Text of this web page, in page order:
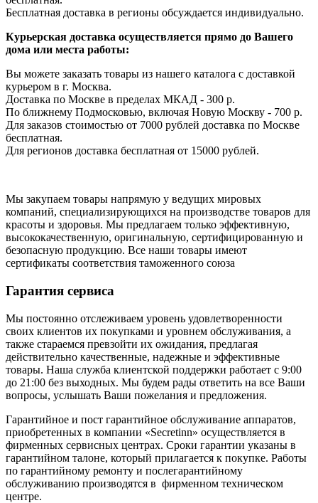
Бесплатная доставка в регионы обсуждается индивидуально.
Курьерская доставка осуществляется прямо до Вашего
дома или места работы:
Вы можете заказать товары из нашего каталога с доставкой
курьером в г. Москва.
Доставка по Москве в пределах МКАД - 300 р.
По ближнему Подмосковью, включая Новую Москву - 700 р.
Для заказов стоимостью от 7000 рублей доставка по Москве
бесплатная.
Для регионов доставка бесплатная от 15000 рублей.
Мы закупаем товары напрямую у ведущих мировых
компаний, специализирующихся на производстве товаров для
красоты и здоровья. Мы предлагаем только эффективную,
высококачественную, оригинальную, сертифицированную и
безопасную продукцию. Все наши товары имеют
сертификаты соответствия таможенного союза
Гарантия сервиса
Мы постоянно отслеживаем уровень удовлетворенности
своих клиентов их покупками и уровнем обслуживания, а
также стараемся превзойти их ожидания, предлагая
действительно качественные, надежные и эффективные
товары. Наша служба клиентской поддержки работает с 9:00
до 21:00 без выходных. Мы будем рады ответить на все Ваши
вопросы, услышать Ваши пожелания и предложения.
Гарантийное и пост гарантийное обслуживание аппаратов,
приобретенных в компании «Secretinn» осуществляется в
фирменных сервисных центрах. Сроки гарантии указаны в
гарантийном талоне, который прилагается к покупке. Работы
по гарантийному ремонту и послегарантийному
обслуживанию производятся в фирменном техническом
центре.